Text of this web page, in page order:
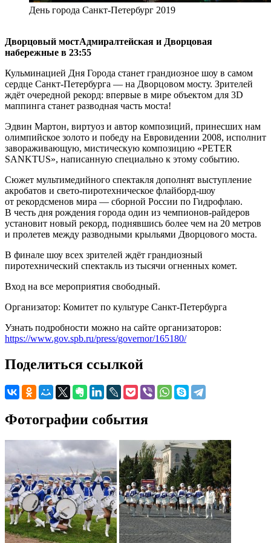
День города Санкт-Петербург 2019
Дворцовый мостАдмиралтейская и Дворцовая
набережные в 23:55
Кульминацией Дня Города станет грандиозное шоу в самом
сердце Санкт-Петербурга — на Дворцовом мосту. Зрителей
ждёт очередной рекорд: впервые в мире объектом для 3D
маппинга станет разводная часть моста!
Эдвин Мартон, виртуоз и автор композиций, принесших нам
олимпийское золото и победу на Евровидении 2008, исполнит
завораживающую, мистическую композицию «PETER
SANKTUS», написанную специально к этому событию.
Сюжет мультимедийного спектакля дополнят выступление
акробатов и свето-пиротехническое флайборд-шоу
от рекордсменов мира — сборной России по Гидрофлаю.
В честь дня рождения города один из чемпионов-райдеров
установит новый рекорд, поднявшись более чем на 20 метров
и пролетев между разводными крыльями Дворцового моста.
В финале шоу всех зрителей ждёт грандиозный
пиротехнический спектакль из тысячи огненных комет.
Вход на все мероприятия свободный.
Организатор: Комитет по культуре Санкт-Петербурга
Узнать подробности можно на сайте организаторов:
https://www.gov.spb.ru/press/governor/165180/
Поделиться ссылкой
Фотографии события